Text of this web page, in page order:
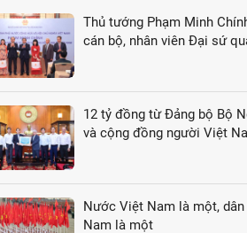
Thủ tướng Phạm Minh
cán bộ, nhân viên Đại sứ
12 tỷ đồng từ Đảng bộ Bộ
và cộng đồng người Việt
Nước Việt Nam là một,
Nam là một